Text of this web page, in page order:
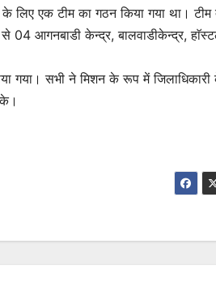
के लिए एक टीम का गठन किया गया था।
04 आगनबाडी केन्द्र, बालवाडीकेन्द्र,
गया। सभी ने मिशन के रूप में